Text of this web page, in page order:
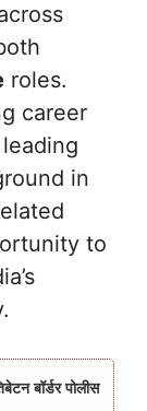
roles.
career
in
to
बॉर्डर पोलीस